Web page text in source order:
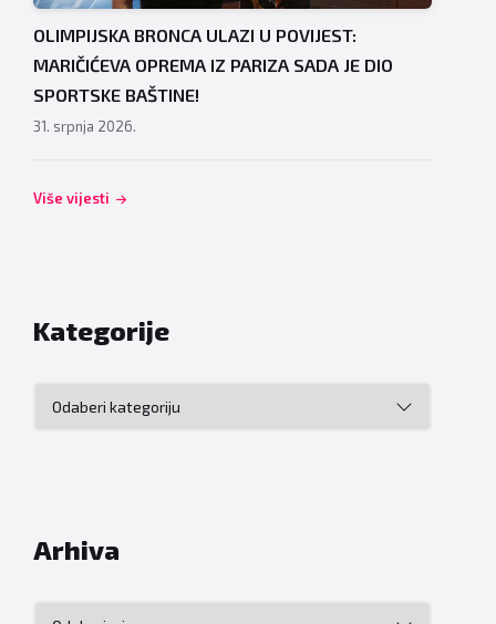
OLIMPIJSKA BRONCA ULAZI U POVIJEST:
MARIČIĆEVA OPREMA IZ PARIZA SADA JE DIO
SPORTSKE BAŠTINE!
31. srpnja 2026.
Više vijesti
Kategorije
Arhiva